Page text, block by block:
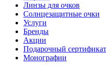
Линзы для очков
Солнцезащитные очки
Услуги
Бренды
Акции
Подарочный сертификат
Монографии